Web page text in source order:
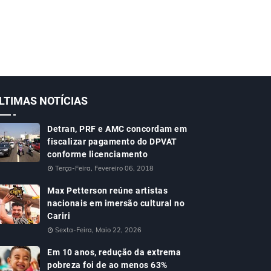
NOTÍCIAS
Detran, PRF e AMC concordam em
fiscalizar pagamento do DPVAT
conforme licenciamento
Terça-Feira, Fevereiro 06, 2018
Max Petterson reúne artistas
nacionais em imersão cultural no
Cariri
Sexta-Feira, Maio 22, 2026
Em 10 anos, redução da extrema
pobreza foi de ao menos 63%